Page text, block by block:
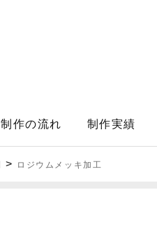
制作の流れ 制作実績
> ロジウムメッキ加工